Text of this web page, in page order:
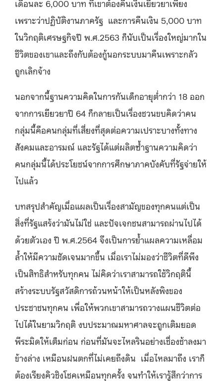
เดือนละ 6,000 บาท ที่เขาต้องคืนเงินเยียวยาเพียง
เพราะว่าปฏิบัติงานภาครัฐ และการคืนเงิน 5,000 บาท
ในวิกฤติเศรษฐกิจปี พ.ศ.2563 ก็นับเป็นเรื่องใหญ่มากใน
ชีวิตของเขาและถึงกับต้องกู้นอกระบบมาคืนเพราะกลัว
ถูกเลิกจ้าง
นอกจากนี้ฐานความคิดในการกันเด็กอายุต่ำกว่า 18 ออก
จากการเยียวยาปี 64 ก็กลายเป็นเรื่องชวนขบคิดว่าคน
กลุ่มนี้คือคนกลุ่มที่เสี่ยงที่สุดต่อความเปราะบางทั้งทาง
สังคมและอารมณ์ และรัฐได้แต่ผลิตซ้ำฐานความคิดว่า
คนกลุ่มนี้ได้ประโยชน์จากการศึกษาภาคบังคับที่รัฐจ่ายให้
ไปแล้ว
บทสรุปสำคัญเมื่อแผลเป็นเรื่องสามัญของทุกคนแต่เป็น
สิ่งที่รัฐแสร้งว่ามันไม่ใช่ และปัจเจกชนสามารถผ่านไปได้
ด้วยตัวเอง ปี พ.ศ.2564 จึงเป็นการย้ำแผลความเหลื่อม
ล้ำให้มีความชัดเจนมากขึ้น เมื่อเราไม่มองว่าชีวิตที่ดีพึง
เป็นสิทธิสำหรับทุกคน ไม่คิดว่าเราสามารถใช้วิกฤตินี้
สร้างระบบรัฐสวัสดิการถ้วนหน้าให้เป็นหลังพิงของ
ประชาชนทุกคน เพื่อให้พวกเขาสามารถวางแผนชีวิตต่อ
ไปได้ในยามวิกฤติ งบประมาณมหาศาลจะถูกเติมยอด
พีระมิดให้เต็มก่อน ก่อนที่มันจะไหลรินอย่างเชื่องช้าลงมา
ข้างล่าง เหมือนฝนตกที่ไม่เคยถึงดิน เมื่อไหลมาถึง เราก็
ต้องเรียงคิวชิงโชคเหมือนทุกครั้ง จนทำให้เรารู้สึกว่าการ